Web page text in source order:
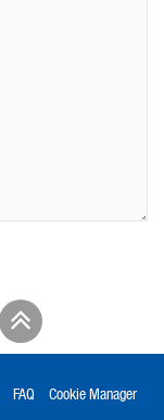
FAQ Cookie Manager